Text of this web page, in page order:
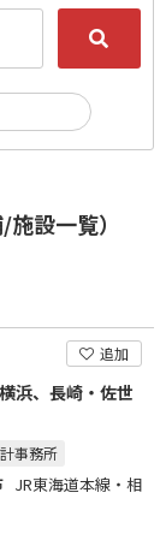
設一覧）
追加
浜、長崎・佐世
事務所
JR東海道本線・相